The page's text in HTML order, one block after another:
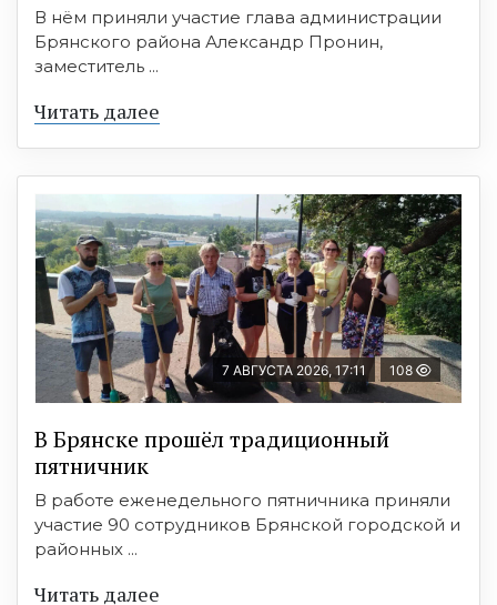
В нём приняли участие глава администрации
Брянского района Александр Пронин,
заместитель ...
Читать далее
7 АВГУСТА 2026, 17:11 108
В Брянске прошёл традиционный
пятничник
В работе еженедельного пятничника приняли
участие 90 сотрудников Брянской городской и
районных ...
Читать далее